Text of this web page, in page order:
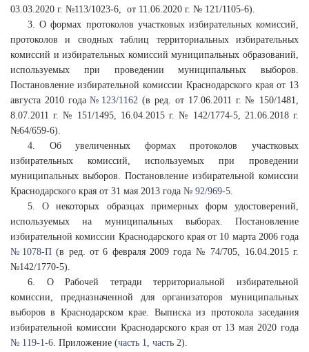
03.03.2020 г. №113/1023-6, от 11.06.2020 г. № 121/1105-6).
3. О формах протоколов участковых избирательных комиссий,
протоколов и сводных таблиц территориальных избирательных
комиссий и избирательных комиссий муниципальных образований,
используемых при проведении муниципальных выборов.
Постановление избирательной комиссии Краснодарского края от 13
августа 2010 года№ 123/1162 (в ред. от 17.06.2011 г. № 150/1481,
8.07.2011 г. № 151/1495, 16.04.2015 г. № 142/1774-5, 21.06.2018 г.
№64/659-6).
4. Об увеличенных формах протоколов участковых
избирательных комиссий, используемых при проведении
муниципальных выборов. Постановление избирательной комиссии
Краснодарского края от 31 мая 2013 года № 92/969-5.
5. О некоторых образцах примерных форм удостоверений,
используемых на муниципальных выборах. Постановление
избирательной комиссии Краснодарского края от 10 марта 2006 года
№ 1078-П (в ред. от 6 февраля 2009 года № 74/705, 16.04.2015 г.
№142/1770-5).
6. О Рабочей тетради территориальной избирательной
комиссии, предназначенной для организаторов муниципальных
выборов в Краснодарском крае. Выписка из протокола заседания
избирательной комиссии Краснодарского края от 13 мая 2020 года
№ 119-1-6. Приложение (часть 1, часть 2).